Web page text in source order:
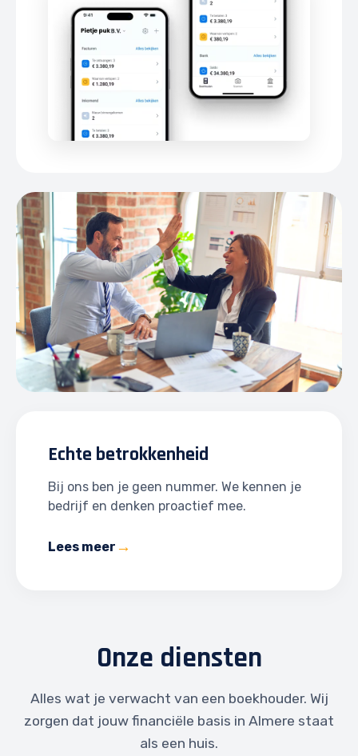
Echte betrokkenheid
Bij ons ben je geen nummer. We kennen je
bedrijf en denken proactief mee.
Lees meer
Onze diensten
Alles wat je verwacht van een boekhouder. Wij
zorgen dat jouw financiële basis in Almere staat
als een huis.